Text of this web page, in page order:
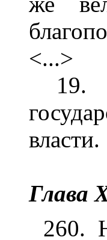
<...>
19.
власти.
Глава
260.